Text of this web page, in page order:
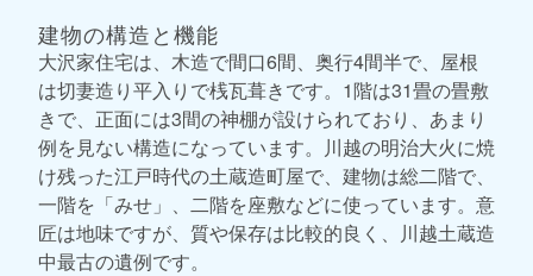
建物の構造と機能
大沢家住宅は、木造で間口6間、奥行4間半で、屋根
は切妻造り平入りで桟瓦葺きです。1階は31畳の畳敷
きで、正面には3間の神棚が設けられており、あまり
例を見ない構造になっています。川越の明治大火に焼
け残った江戸時代の土蔵造町屋で、建物は総二階で、
一階を「みせ」、二階を座敷などに使っています。意
匠は地味ですが、質や保存は比較的良く、川越土蔵造
中最古の遺例です。